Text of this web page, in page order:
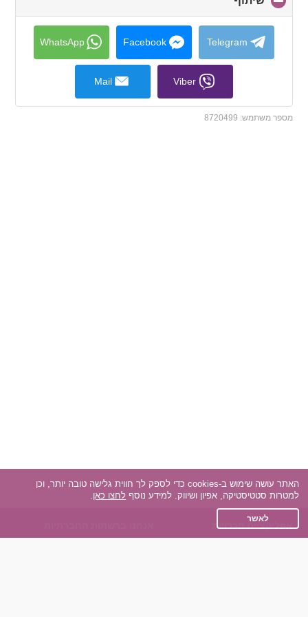
to
collapse
contents
Telegram
Facebook
WhatsApp
Viber
Mail
מספר משתמש: 8720499
אפליקציית הכרויות
האתר עושה שימוש ב-cookies כדי לספק לך חווית גלישה טובה יותר, וכן
למטרות סטטיסטיקה, אפיון ושיווק. למידע נוסף לחצו כאן.
לאשר